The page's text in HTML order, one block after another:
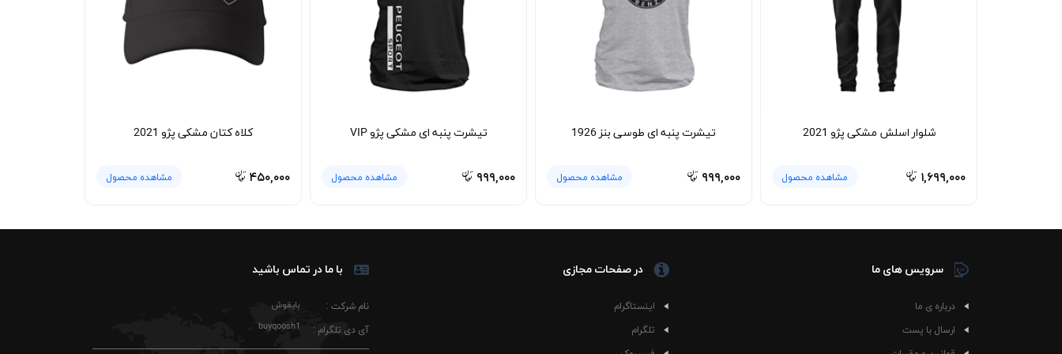
نگیرد. استفاده از شوینده ملایم و پرهیز از خشک‌کن با دمای بالا کمک می‌کند خاصیت بدون آب‌رفت و بدون پرز بودن پارچه حفظ شود. با رعایت این نکات، تیشرت پنبه ای مشکی پژو
برای علاقه‌مندان به فرهنگ موتوراسپرت و طرفداران خودروهای فرانسوی، تیشرت پنبه ای مشکی پژو 2021 بزرگ راهی ساده برای نشان دادن علاقه به این برند است؛ لباسی کاربردی که
هم در استایل زنانه و مردانه جای می‌گیرد و هم با حال‌وهوای اسپرت زندگی روزمره هماهنگ می‌شود.
شلوار اسلش مشکی پژو 2021
۱,۶۹۹,۰۰۰ مشاهده محصول
تیشرت پنبه ای طوسی بنز 1926
۹۹۹,۰۰۰ مشاهده محصول
تیشرت پنبه ای مشکی پژو VIP
۹۹۹,۰۰۰ مشاهده محصول
کلاه کتان مشکی پژو 2021
۴۵۰,۰۰۰ مشاهده محصول
سرویس های ما
درباره ی ما
ارسال با پست
در صفحات مجازی
اینستاگرام
تلگرام
با ما در تماس باشید
نام شرکت :
آی دی تلگرام :
بایقوش
buyqoosh1